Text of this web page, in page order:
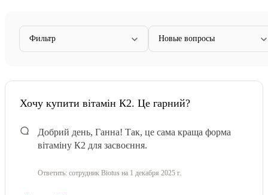
Фильтр Новые вопросы
Хочу купити вітамін К2. Це гарний?
Добрий день, Ганна! Так, це сама краща форма
вітаміну К2 для засвоєння.
Ответить: сотрудник Biotus на 1 декабря 2025 г.